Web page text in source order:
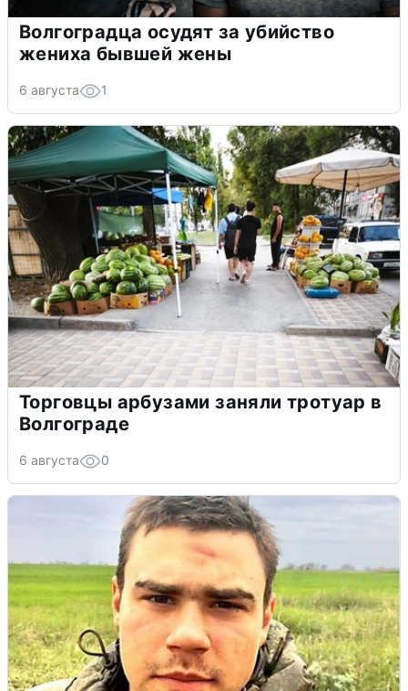
Волгоградца осудят за убийство
жениха бывшей жены
6 августа 1
Торговцы арбузами заняли тротуар в
Волгограде
6 августа 0